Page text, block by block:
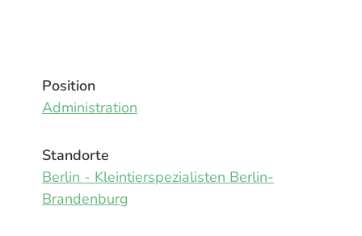
Position
Administration
Standorte
Berlin - Kleintierspezialisten Berlin-
Brandenburg